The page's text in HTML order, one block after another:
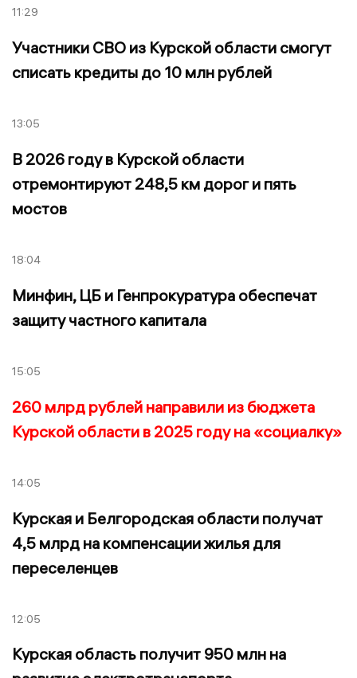
11:29
Участники СВО из Курской области смогут
списать кредиты до 10 млн рублей
13:05
В 2026 году в Курской области
отремонтируют 248,5 км дорог и пять
мостов
18:04
Минфин, ЦБ и Генпрокуратура обеспечат
защиту частного капитала
15:05
260 млрд рублей направили из бюджета
Курской области в 2025 году на «социалку»
14:05
Курская и Белгородская области получат
4,5 млрд на компенсации жилья для
переселенцев
12:05
Курская область получит 950 млн на